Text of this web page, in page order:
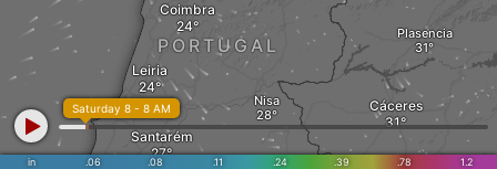
Cáceres
Nisa
Coimbra
Plasencia
PORTUGAL
Leiria
Santarém
in .06 .08 .11 .24 .39 .78 1.2
Saturday 8 - 8 AM